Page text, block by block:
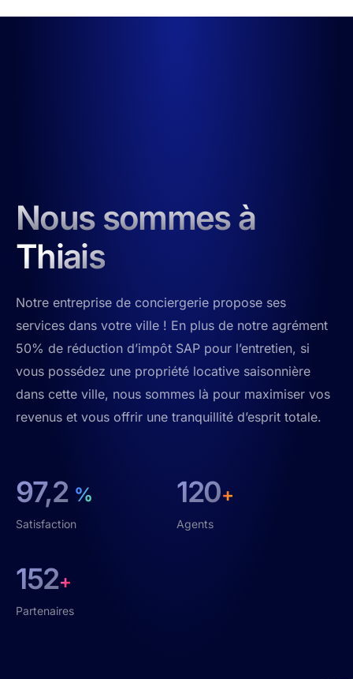
Nous sommes à
Thiais
Notre entreprise de conciergerie propose ses
services dans votre ville ! En plus de notre agrément
50% de réduction d’impôt SAP pour l’entretien, si
vous possédez une propriété locative saisonnière
dans cette ville, nous sommes là pour maximiser vos
revenus et vous offrir une tranquillité d’esprit totale.
97,2 %
Satisfaction
120+
Agents
152+
Partenaires